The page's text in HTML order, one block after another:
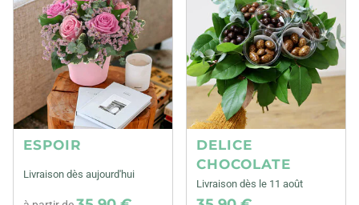
ESPOIR
Livraison dès aujourd'hui
DELICE
CHOCOLATE
Livraison dès le 11 août